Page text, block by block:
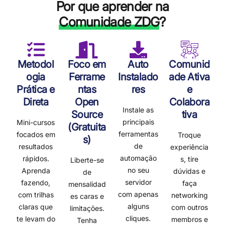
Por que aprender na
Comunidade ZDG?
Metodol
ogia
Prática e
Direta
Mini-cursos
focados em
resultados
rápidos.
Aprenda
fazendo,
com trilhas
claras que
te levam do
Foco em
Ferrame
ntas
Open
Source
(Gratuita
s)
Liberte-se
de
mensalidad
es caras e
limitações.
Tenha
Auto
Instalado
res
Instale as
principais
ferramentas
de
automação
no seu
servidor
com apenas
alguns
cliques.
Comunid
ade Ativa
e
Colabora
tiva
Troque
experiência
s, tire
dúvidas e
faça
networking
com outros
membros e